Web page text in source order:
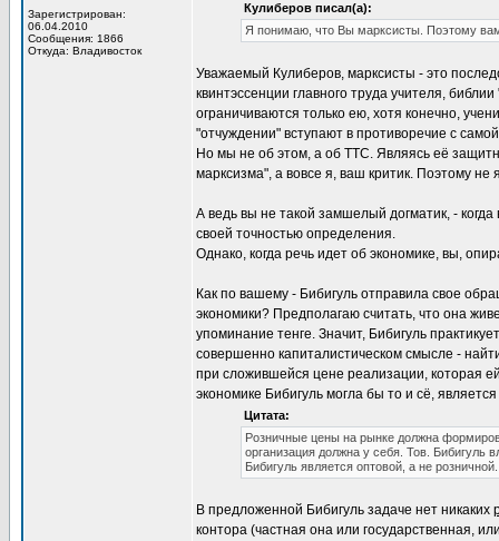
Зарегистрирован:
06.04.2010
Сообщения: 1866
Откуда: Владивосток
Кулиберов писал(а):
Я понимаю, что Вы марксисты. Поэтому
Уважаемый Кулиберов, марксисты - это
квинтэссенции главного труда учителя,
ограничиваются только ею, хотя конечно,
"отчуждении" вступают в противоречие с
Но мы не об этом, а об ТТС. Являясь её
марксизма", а вовсе я, ваш критик. Поэтому
А ведь вы не такой замшелый догматик, -
своей точностью определения.
Однако, когда речь идет об экономике, вы,
Как по вашему - Бибигуль отправила свое
экономики? Предполагаю считать, что она
упоминание тенге. Значит, Бибигуль
совершенно капиталистическом смысле -
при сложившейся цене реализации, которая
экономике Бибигуль могла бы то и сё,
Цитата:
Розничные цены на рынке должна
организация должна у себя. Тов. Бибигуль
Бибигуль является оптовой, а не розничной.
В предложенной Бибигуль задаче нет никаких
контора (частная она или государственная,